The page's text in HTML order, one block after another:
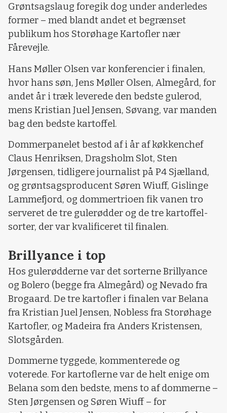
Grøntsagslaug foregik dog under anderledes
former – med blandt andet et begrænset
publikum hos Storøhage Kartofler nær
Fårevejle.
Hans Møller Olsen var konferencier i finalen,
hvor hans søn, Jens Møller Olsen, Almegård, for
andet år i træk leverede den bedste gulerod,
mens Kristian Juel Jensen, Søvang, var manden
bag den bedste kartoffel.
Dommerpanelet bestod af i år af køkkenchef
Claus Henriksen, Dragsholm Slot, Sten
Jørgensen, tidligere journalist på P4 Sjælland,
og grøntsagsproducent Søren Wiuff, Gislinge
Lammefjord, og dommertrioen fik vanen tro
serveret de tre gulerødder og de tre kartoffel-
sorter, der var kvalificeret til finalen.
Brillyance i top
Hos gulerødderne var det sorterne Brillyance
og Bolero (begge fra Almegård) og Nevado fra
Brogaard. De tre kartofler i finalen var Belana
fra Kristian Juel Jensen, Nobless fra Storøhage
Kartofler, og Madeira fra Anders Kristensen,
Slotsgården.
Dommerne tyggede, kommenterede og
voterede. For kartoflerne var de helt enige om
Belana som den bedste, mens to af dommerne –
Sten Jørgensen og Søren Wiuff – for